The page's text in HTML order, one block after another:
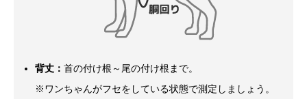
背丈： 首の付け根～尾の付け根まで。
※ワンちゃんがフセをしている状態で測定しましょう。